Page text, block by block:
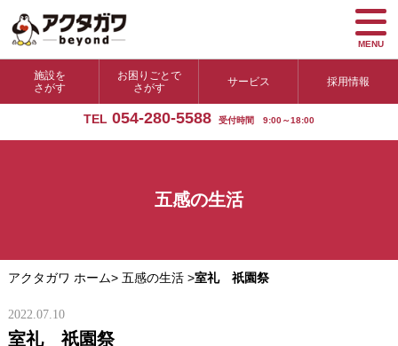
施設を
さがす
お困りごとで
さがす
サービス 採用情報
TEL 054-280-5588 受付時間 9:00～18:00
MENU
五感の生活
アクタガワ ホーム> 五感の生活>室礼 祇園祭
2022.07.10
室礼 祇園祭